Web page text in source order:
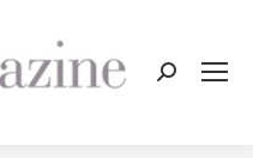
Cerca: